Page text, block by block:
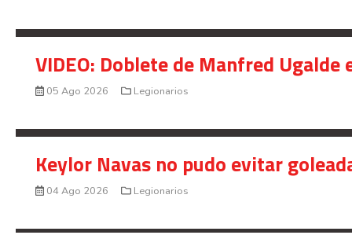
VIDEO: Doblete de Manfred
05 Ago 2026 Legionarios
Keylor Navas no pudo evitar
04 Ago 2026 Legionarios